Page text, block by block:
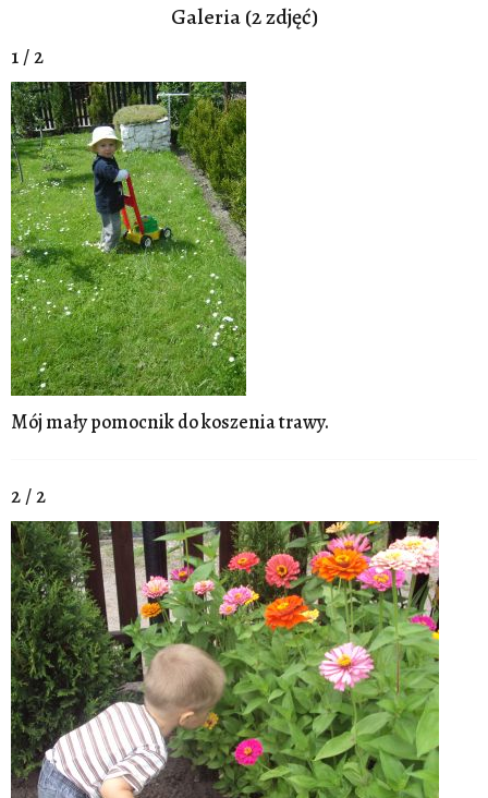
Galeria (2 zdjęć)
1 / 2
Mój mały pomocnik do koszenia trawy.
2 / 2